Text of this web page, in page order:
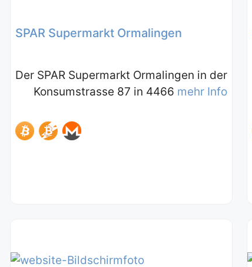
SPAR Supermarkt Ormalingen
Der SPAR Supermarkt Ormalingen in der
Konsumstrasse 87 in 4466 mehr Info